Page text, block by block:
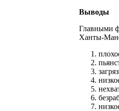
Выводы
Главными
Ханты-